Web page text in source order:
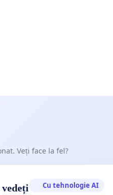
Veți face la fel?
Cu tehnologie AI